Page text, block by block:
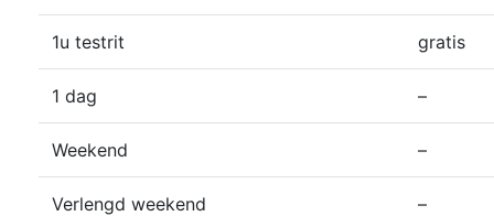
1u testrit gratis
1 dag –
Weekend –
Verlengd weekend –